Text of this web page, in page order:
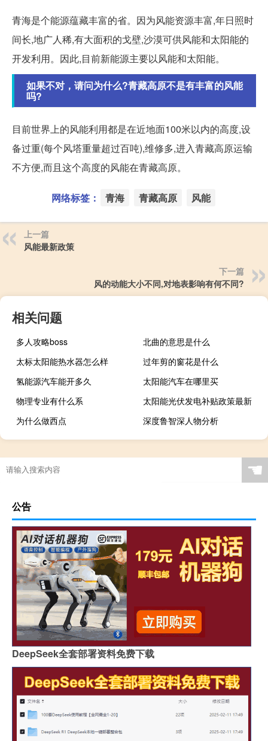
青海是个能源蕴藏丰富的省。因为风能资源丰富,年日照时
间长,地广人稀,有大面积的戈壁,沙漠可供风能和太阳能的
开发利用。因此,目前新能源主要以风能和太阳能。
如果不对，请问为什么?青藏高原不是有丰富的风能
吗?
目前世界上的风能利用都是在近地面100米以内的高度,设
备过重(每个风塔重量超过百吨),维修多,进入青藏高原运输
不方便,而且这个高度的风能在青藏高原。
网络标签： 青海 青藏高原 风能
上一篇
风能最新政策
下一篇
风的动能大小不同,对地表影响有何不同?
相关问题
多人攻略boss
北曲的意思是什么
太标太阳能热水器怎么样
过年剪的窗花是什么
氢能源汽车能开多久
太阳能汽车在哪里买
物理专业有什么系
太阳能光伏发电补贴政策最新
为什么做西点
深度鲁智深人物分析
☚
公告
DeepSeek全套部署资料免费下载